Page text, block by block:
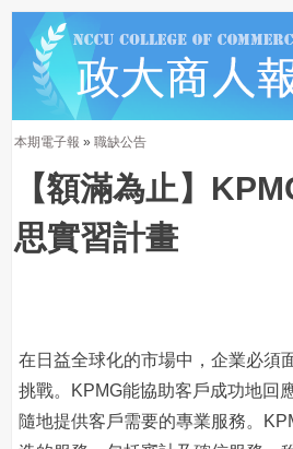
本期電子報 » 職缺公告
【額滿為止】
思實習計畫
在日益全球化的市場中，企業必須
挑戰。KPMG能協助客戶成功地回
隨地提供客戶需要的專業服務。